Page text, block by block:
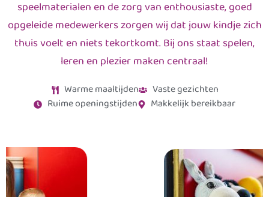
speelmaterialen en de zorg van enthousiaste, goed
opgeleide medewerkers zorgen wij dat jouw kindje zich
thuis voelt en niets tekortkomt. Bij ons staat spelen,
leren en plezier maken centraal!
Warme maaltijden
Vaste gezichten
Ruime openingstijden
Makkelijk bereikbaar